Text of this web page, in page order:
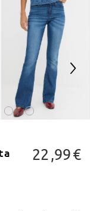
>
22 99€